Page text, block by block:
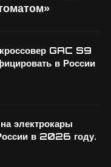
GAC S9
в России
электрокары
в 2026 году.